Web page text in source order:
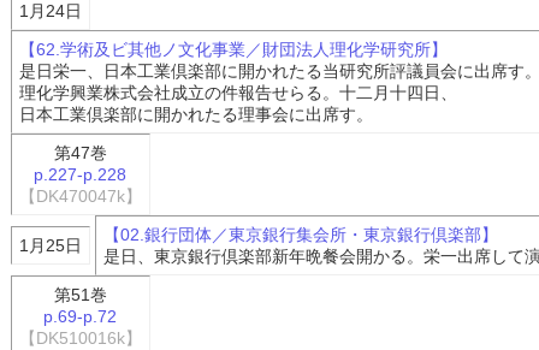
1月24日
【62.学術及ビ其他ノ文化事業／財団法人理化学研究所】
是日栄一、日本工業倶楽部に開かれたる当研究所評議員会に出席す
理化学興業株式会社成立の件報告せらる。十二月十四日、
日本工業倶楽部に開かれたる理事会に出席す。
第47巻
p.227-p.228
【DK470047k】
1月25日
【02.銀行団体／東京銀行集会所・東京銀行倶楽部】
是日、東京銀行倶楽部新年晩餐会開かる。栄一出席して
第51巻
p.69-p.72
【DK510016k】